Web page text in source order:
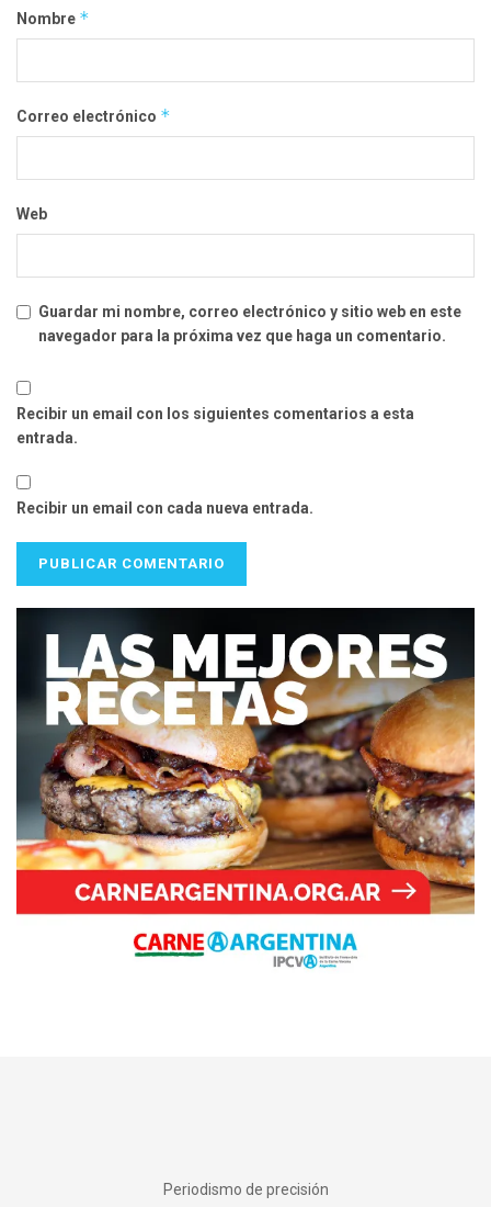
Nombre *
Correo electrónico *
Web
Guardar mi nombre, correo electrónico y sitio web en este
navegador para la próxima vez que haga un comentario.
Recibir un email con los siguientes comentarios a esta
entrada.
Recibir un email con cada nueva entrada.
Periodismo de precisión